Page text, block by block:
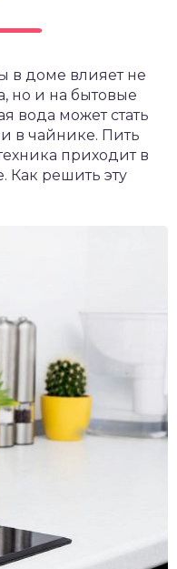
в доме влияет не
но и на бытовые
вода может стать
в чайнике. Пить
приходит в
Как решить эту